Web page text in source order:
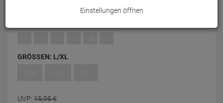
GRÖSSEN: L/XL
UVP: 15,95€
Einstellungen öffnen